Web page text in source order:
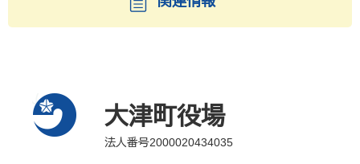
大津町役場
法人番号2000020434035